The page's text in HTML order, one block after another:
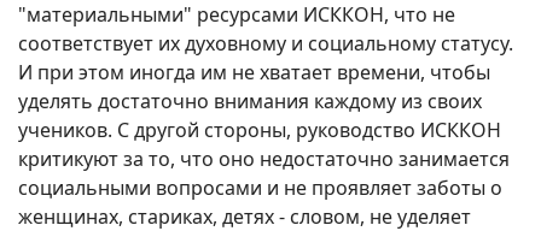
"материальными" ресурсами ИСККОН, что не
соответствует их духовному и социальному статусу.
И при этом иногда им не хватает времени, чтобы
уделять достаточно внимания каждому из своих
учеников. С другой стороны, руководство ИСККОН
критикуют за то, что оно недостаточно занимается
социальными вопросами и не проявляет заботы о
женщинах, стариках, детях - словом, не уделяет